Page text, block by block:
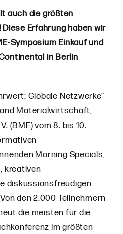
auch die größten
Erfahrung haben wir
Symposium Einkauf und
in Berlin
Globale Netzwerke“
Materialwirtschaft,
(BME) vom 8. bis 10.
Morning Specials,
kreativen
diskussionsfreudigen
den 2.000 Teilnehmern
die meisten für die
im größten